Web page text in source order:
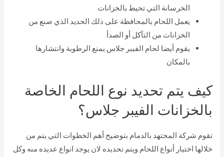
الخرسانة التي تحيط بالخزانات
يعمل اللحام بالمحافظة على ذلك الحديد الذي صنع من
الخزانات من التآكل أو الصدأ
يقوم أيضا لحام الفيبر جلاس بمنع الرطوبة وانتشارها
بالمكان
كيف يتم تحديد نوع اللحام الخاصة
بالخزانات الفيبر جلاس؟
تقوم شركة المجتهد بالدمام بتوضيح أهم الخطوات التي يتم من
خلالها اختيار أنواع اللحام ويتم تحديده لان يوجد انواع عديده منه وكل